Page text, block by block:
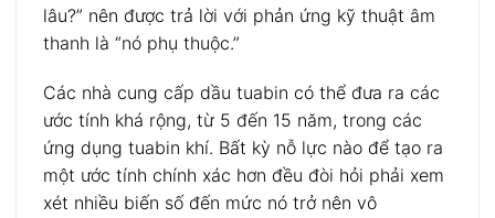
lâu?” nên được trả lời với phản ứng kỹ thuật âm
thanh là “nó phụ thuộc.”
Các nhà cung cấp dầu tuabin có thể đưa ra các
ước tính khá rộng, từ 5 đến 15 năm, trong các
ứng dụng tuabin khí. Bất kỳ nỗ lực nào để tạo ra
một ước tính chính xác hơn đều đòi hỏi phải xem
xét nhiều biến số đến mức nó trở nên vô